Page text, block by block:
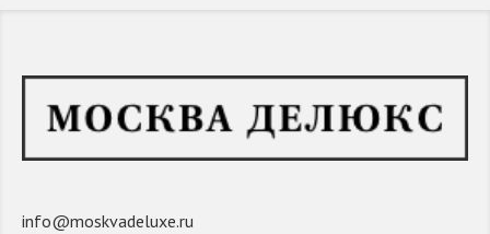
info@moskvadeluxe.ru